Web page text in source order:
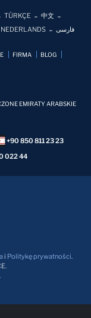
TÜRKÇE
中文
NEDERLANDS فارسی
FIRMA
BLOG
EMIRATY ARABSKIE
+90 850 811 23 23
022 44
i Politykę prywatności